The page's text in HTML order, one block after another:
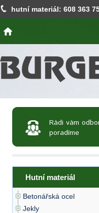
hutní materiál: 608 363
Rádi vám
poradíme
Hutní materiál
Betonářská ocel
Jekly